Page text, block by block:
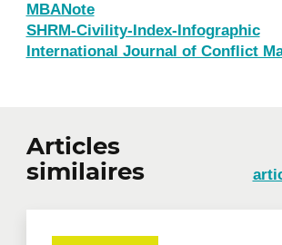
MBANote
SHRM-Civility-Index-Infographic
International Journal of Conflict
Articles
similaires